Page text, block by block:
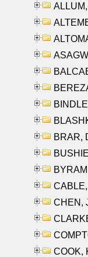
BRAR,
CHEN,
COOK,